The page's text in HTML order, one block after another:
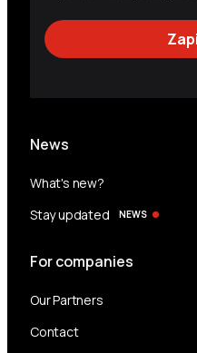
News
What's new?
Stay updated
NEWS
For companies
Our Partners
Contact